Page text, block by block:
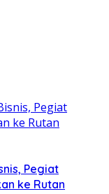
Pegiat
ke Rutan